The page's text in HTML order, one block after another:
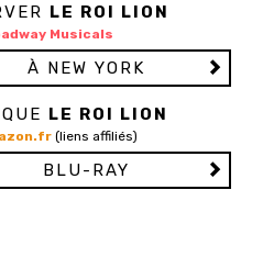
LE ROI LION
Musicals
À NEW YORK
LE ROI LION
(liens affiliés)
BLU-RAY